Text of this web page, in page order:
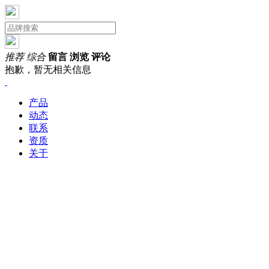
推荐 综合 留言 浏览 评论
抱歉，暂无相关信息
产品
动态
联系
资质
关于